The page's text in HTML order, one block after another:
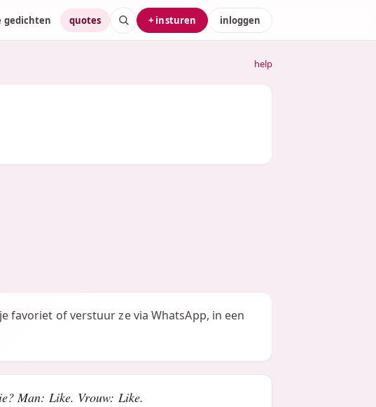
gedichten quotes + insturen inloggen
help
favoriet of verstuur ze via WhatsApp, in een
Man: Like. Vrouw: Like.